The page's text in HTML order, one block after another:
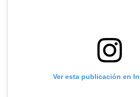
Ver esta publicación en